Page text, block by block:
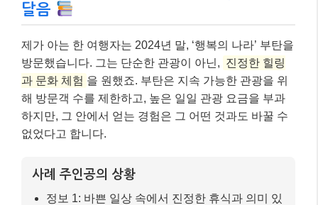
달음
제가 아는 한 여행자는 2024년 말, ‘행복의 나라’ 부탄을
방문했습니다. 그는 단순한 관광이 아닌, 진정한 힐링
과 문화 체험 을 원했죠. 부탄은 지속 가능한 관광을 위
해 방문객 수를 제한하고, 높은 일일 관광 요금을 부과
하지만, 그 안에서 얻는 경험은 그 어떤 것과도 바꿀 수
없었다고 합니다.
사례 주인공의 상황
정보 1: 바쁜 일상 속에서 진정한 휴식과 의미 있